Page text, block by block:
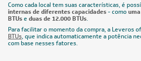
Como cada local tem suas características, é
internas de diferentes capacidades- como
BTUse duas de 12.000 BTUs.
Para facilitar o momento da compra, a Leveros
BTUs, que indica automaticamente a potência
com base nesses fatores.